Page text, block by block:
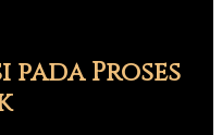
pada Proses